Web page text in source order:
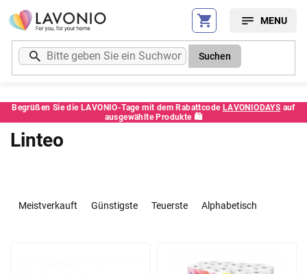
Zum
Inhalt
springen
Begrüßen Sie die LAVONIO-Tage mit dem Rabattcode LAVONIODAYS auf
ausgewählte Produkte 🛍️
Suchen
Linteo
Meistverkauft Günstigste Teuerste Alphabetisch